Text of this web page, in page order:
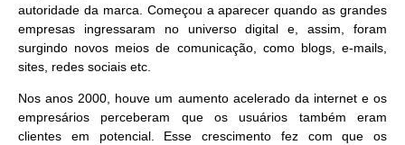
autoridade da marca . Começou a aparecer quando as grandes
empresas ingressaram no universo digital e, assim, foram
surgindo novos meios de comunicação, como blogs, e-mails,
sites, redes sociais etc.
Nos anos 2000, houve um aumento acelerado da internet e os
empresários perceberam que os
usuários também eram
clientes em potencial. Esse crescimento fez com que os